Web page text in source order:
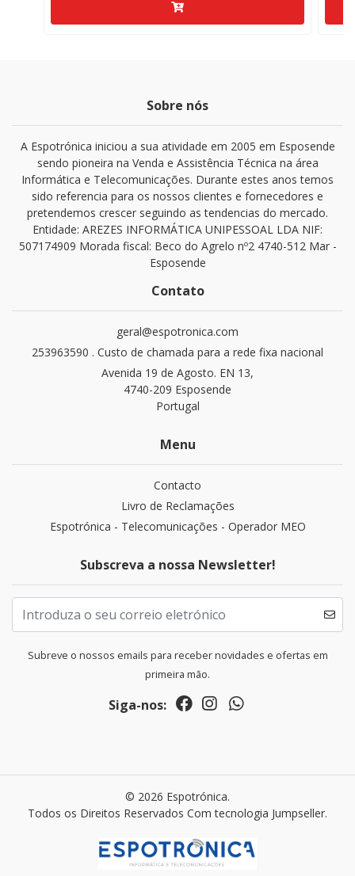
Sobre nós
A Espotrónica iniciou a sua atividade em 2005 em Esposende
sendo pioneira na Venda e Assistência Técnica na área
Informática e Telecomunicações. Durante estes anos temos
sido referencia para os nossos clientes e fornecedores e
pretendemos crescer seguindo as tendencias do mercado.
Entidade: AREZES INFORMÁTICA UNIPESSOAL LDA NIF:
507174909 Morada fiscal: Beco do Agrelo nº2 4740-512 Mar -
Esposende
Contato
geral@espotronica.com
253963590 . Custo de chamada para a rede fixa nacional
Avenida 19 de Agosto. EN 13,
4740-209 Esposende
Portugal
Menu
Contacto
Livro de Reclamações
Espotrónica - Telecomunicações - Operador MEO
Subscreva a nossa Newsletter!
Subreve o nossos emails para receber novidades e ofertas em
primeira mão.
Siga-nos:
© 2026 Espotrónica.
Todos os Direitos Reservados Com tecnologia Jumpseller.